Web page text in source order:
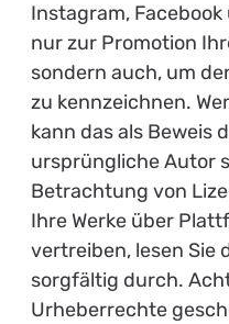
Instagram,
nur zur Promotion
sondern auch, um
zu kennzeichnen.
kann das als Beweis
ursprüngliche Autor
Betrachtung von
Ihre Werke über
vertreiben, lesen Sie
sorgfältig durch.
Urheberrechte